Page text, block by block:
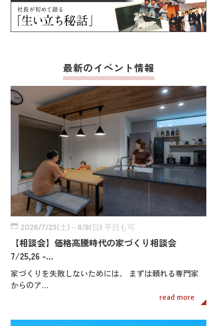
最新のイベント情報
2026/7/25(土)～8/8(日) 平日も可
【相談会】価格高騰時代の家づくり相談会
7/25,26 -…
家づくりを失敗しないためには、 まずは頼れる専門家
からのア…
read more